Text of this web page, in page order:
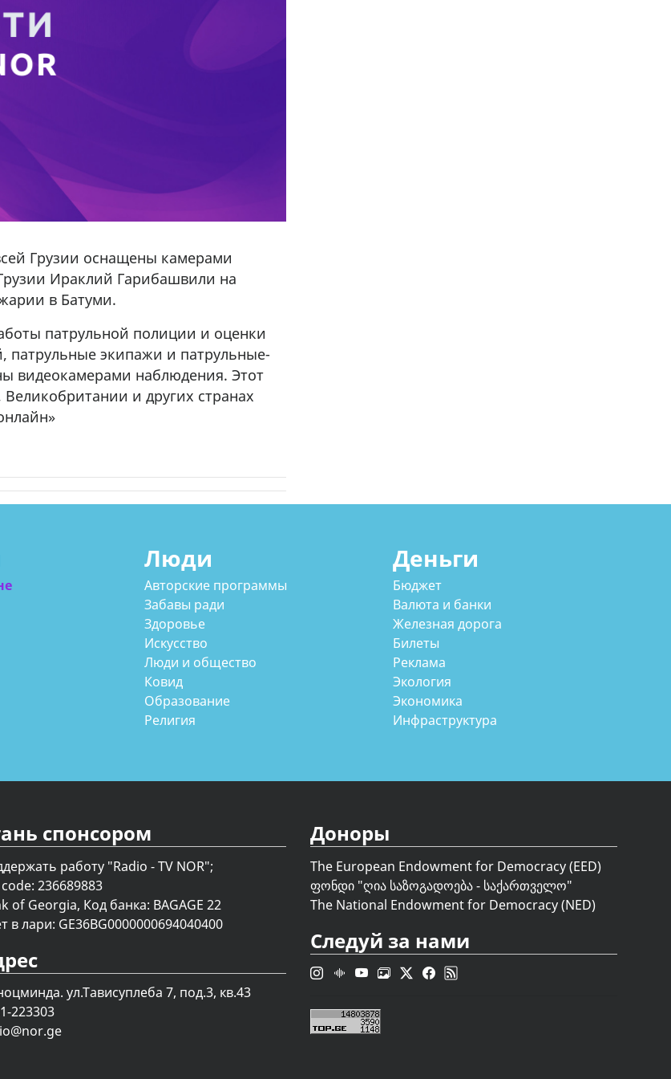
Грузии оснащены камерами
Ираклий Гарибашвили на
в Батуми.
патрульной полиции и оценки
экипажи и патрульные-
видеокамерами наблюдения. Этот
и других странах
Люди
Авторские программы
Забавы ради
Здоровье
Искусство
Люди и общество
Ковид
Образование
Религия
Деньги
Бюджет
Валюта и банки
Железная дорога
Билеты
Реклама
Экология
Экономика
Инфраструктура
спонсором
работу "Radio - TV NOR";
code: 236689883
of Georgia, Код банка: BAGAGE 22
в лари: GE36BG0000000694040400
ул.Тависуплеба 7, под.3, кв.43
223303
Доноры
The European Endowment for Democracy (EED)
ფონდი "ღია საზოგადოება - საქართველო"
The National Endowment for Democracy (NED)
Следуй за нами